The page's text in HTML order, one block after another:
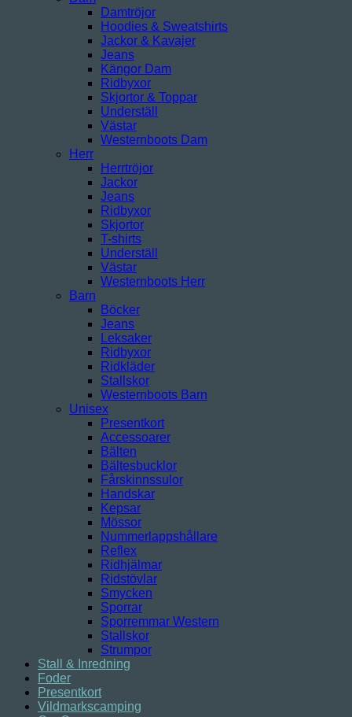
Damtröjor
Hoodies & Sweatshirts
Jackor & Kavajer
Jeans
Kängor Dam
Ridbyxor
Skjortor & Toppar
Underställ
Västar
Westernboots Dam
Herr
Herrtröjor
Jackor
Jeans
Ridbyxor
Skjortor
T-shirts
Underställ
Västar
Westernboots Herr
Barn
Böcker
Jeans
Leksaker
Ridbyxor
Ridkläder
Stallskor
Westernboots Barn
Unisex
Presentkort
Accessoarer
Bälten
Bältesbucklor
Fårskinnssulor
Handskar
Kepsar
Mössor
Nummerlappshållare
Reflex
Ridhjälmar
Ridstövlar
Smycken
Sporrar
Sporremmar Western
Stallskor
Strumpor
Stall & Inredning
Foder
Presentkort
Vildmarkscamping